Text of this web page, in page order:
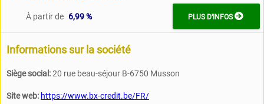
À partir de 6,99 % PLUS D'INFOS
Informations sur la société
Siège social:20 rue beau-séjour B-6750 Musson
Site web: https://www.bx-credit.be/FR/